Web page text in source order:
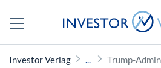
Investor Verlag Trump-